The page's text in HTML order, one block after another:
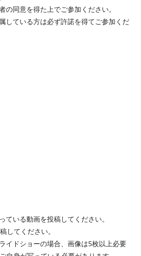
の同意を得た上でご参加ください。
している方は必ず許諾を得てご参加くだ
ている動画を投稿してください。
してください。
イドショーの場合、画像は5枚以上必要